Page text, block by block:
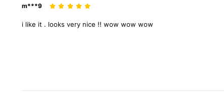
m***9
i like it . looks very nice !! wow wow wow